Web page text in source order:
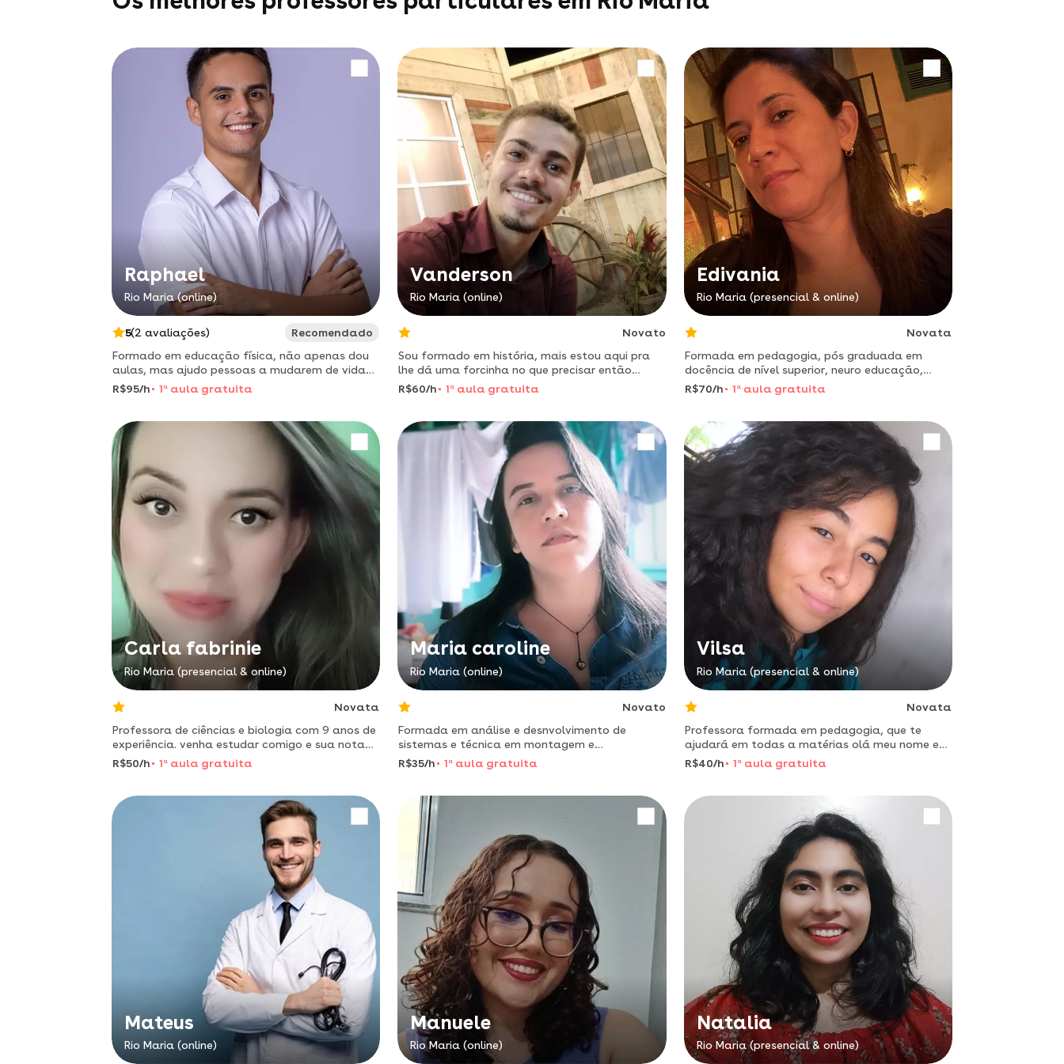
Raphael
Rio Maria (online)
5(2 avaliações)
Recomendado
Formado em educação física, não apenas dou
aulas, mas ajudo pessoas a mudarem de vida
através do movimento !
R$95/h 1 a aula gratuita
Vanderson
Rio Maria (online)
Novato
Sou formado em história, mais estou aqui pra
lhe dá uma forcinha no que precisar então
venha já aprende um pouco mais comigo
R$60/h 1 a aula gratuita
Edivania
Rio Maria (presencial & online)
Novata
Formada em pedagogia, pós graduada em
docência de nível superior, neuro educação,
neuropsicopedagogia, graduanda em artes
R$70/h 1 aaula gratuita
Carla fabrinie
Rio Maria (presencial & online)
Novata
Professora de ciências e biologia com 9 anos de
experiência. venha estudar comigo e sua nota
será 10,0¹
R$50/h 1 a aula gratuita
Maria caroline
Rio Maria (online)
Novato
Formada em análise e desnvolvimento de
sistemas e técnica em montagem e
manutenção de computadores. autodidata em
excel, word, todo o pacote office.
R$35/h 1 a aula gratuita
Vilsa
Rio Maria (presencial & online)
Novata
Professora formada em pedagogia, que te
ajudará em todas a matérias olá meu nome e
vilsa. ao concluir a graduação em pedagogia,
R$40/h 1 aaula gratuita
Mateus
Rio Maria (online)
Manuele
Rio Maria (online)
Natalia
Rio Maria (presencial & online)